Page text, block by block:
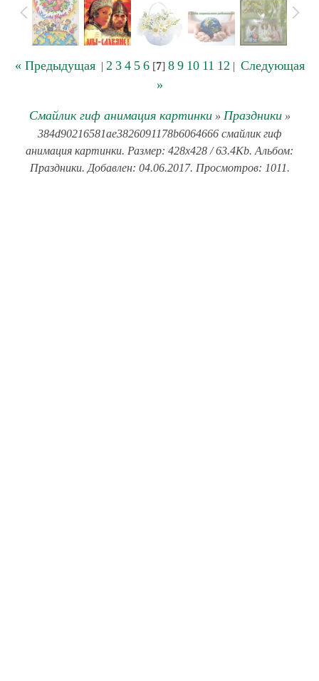
« Предыдущая| 2 3 4 5 6[7] 8 9 10 11 12 | Следующая
»
Смайлик гиф анимация картинки» Праздники»
384d90216581ae3826091178b6064666 смайлик гиф
анимация картинки. Размер: 428x428 / 63.4Kb. Альбом:
Праздники. Добавлен: 04.06.2017. Просмотров: 1011.